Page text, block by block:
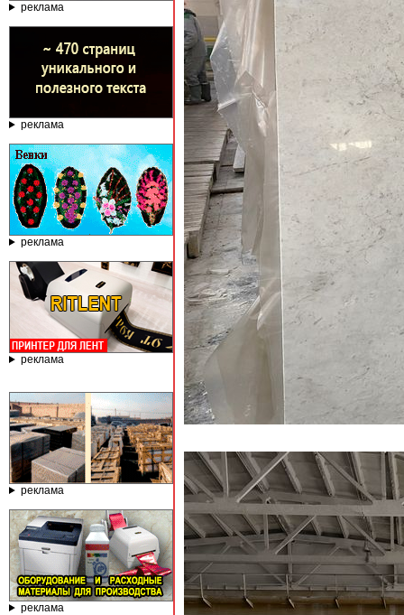
реклама
реклама
реклама
реклама
реклама
реклама